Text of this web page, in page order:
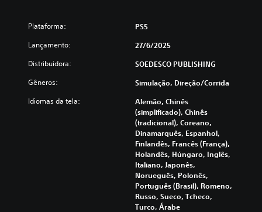
Plataforma: PS5
Lançamento: 27/6/2025
Distribuidora: SOEDESCO PUBLISHING
Gêneros: Simulação, Direção/corrida
Idiomas da tela:
Alemão, Chinês
(simplificado), Chinês
(tradicional), Coreano,
Dinamarquês, Espanhol,
Finlandês, Francês (França),
Holandês, Húngaro, Inglês,
Italiano, Japonês,
Norueguês, Polonês,
Português (Brasil), Romeno,
Russo, Sueco, Tcheco,
Turco, Árabe